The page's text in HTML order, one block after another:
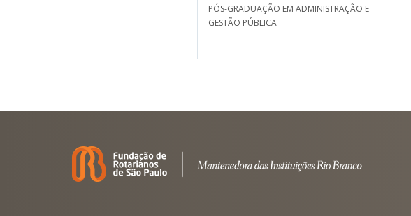
PÓS-GRADUAÇÃO EM ADMINISTRAÇÃO E
GESTÃO PÚBLICA